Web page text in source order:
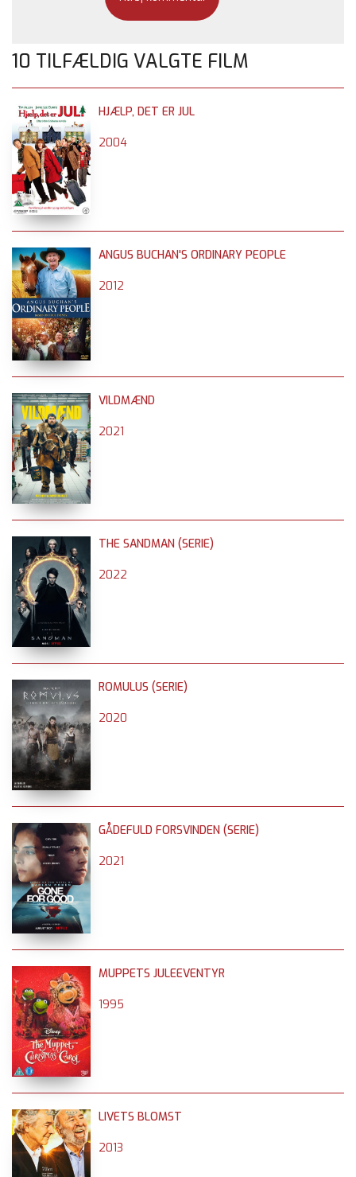
10 TILFÆLDIG VALGTE FILM
HJÆLP, DET ER JUL
2004
ANGUS BUCHAN'S ORDINARY PEOPLE
2012
VILDMÆND
2021
THE SANDMAN (SERIE)
2022
ROMULUS (SERIE)
2020
GÅDEFULD FORSVINDEN (SERIE)
2021
MUPPETS JULEEVENTYR
1995
LIVETS BLOMST
2013